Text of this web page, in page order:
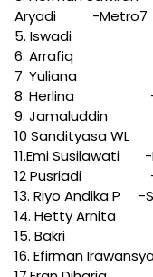
Aryadi -Metro7
5. Iswadi –
6. Arrafiq -
7. Yuliana -
8. Herlina -
9. Jamaluddin -
10 Sandityasa WL
11.Emi Susilawati -
12 Pusriadi –
13. Riyo Andika P -
14. Hetty Arnita
15. Bakri –
16. Efirman